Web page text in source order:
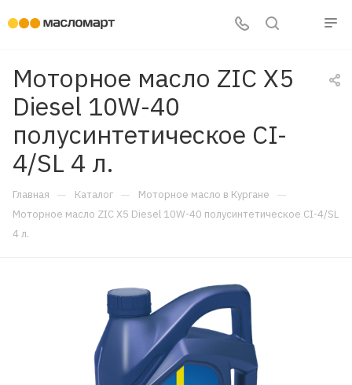
Моторное масло ZIC X5
Diesel 10W-40
полусинтетическое CI-
4/SL 4 л.
Главная — Каталог — Моторное масло в Кургане —
Моторное масло ZIC X5 Diesel 10W-40 полусинтетическое CI-4/SL
4 л.